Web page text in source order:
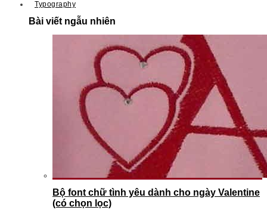
Typography
Bài viết ngẫu nhiên
Bộ font chữ tình yêu dành cho ngày Valentine
(có chọn lọc)